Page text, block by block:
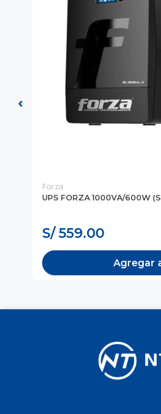
Forza
UPS FORZA 1000VA/600W
S/ 559.00
Agregar